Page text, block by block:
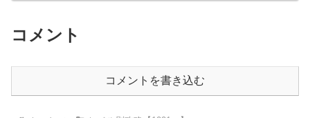
コメント
コメントを書き込む